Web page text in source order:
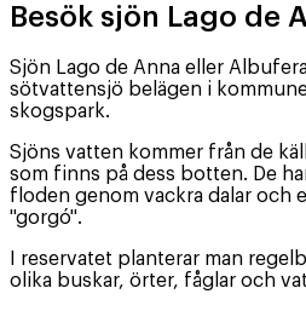
Besök sjön Lago de
Sjön Lago de Anna eller
sötvattensjö belägen i
skogspark.
Sjöns vatten kommer från de
som finns på dess botten. De
floden genom vackra dalar och
"gorgó".
I reservatet planterar man
olika buskar, örter, fåglar och